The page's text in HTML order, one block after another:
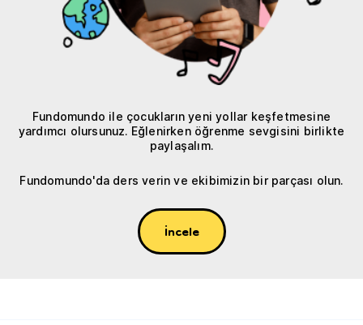
Fundomundo ile çocukların yeni yollar keşfetmesine
yardımcı olursunuz. Eğlenirken öğrenme sevgisini birlikte
paylaşalım.
Fundomundo'da ders verin ve ekibimizin bir parçası olun.
İncele